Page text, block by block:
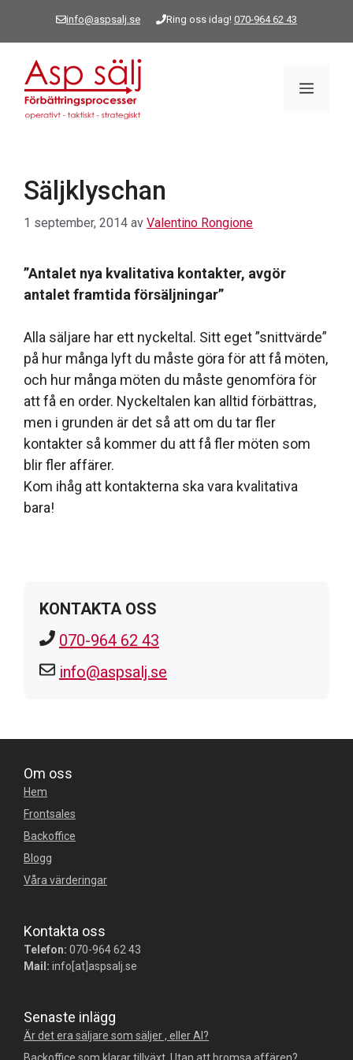
info@aspsalj.se Ring oss idag! 070-964 62 43
Meny
Säljklyschan
1 september, 2014 av Valentino Rongione
”Antalet nya kvalitativa kontakter, avgör
antalet framtida försäljningar”
Alla säljare har ett nyckeltal. Sitt eget ”snittvärde”
på hur många lyft du måste göra för att få möten,
och hur många möten du måste genomföra för
att få en order. Nyckeltalen kan alltid förbättras,
men i grunden är det så att om du tar fler
kontakter så kommer du att få fler möten som
blir fler affärer.
Kom ihåg att kontakterna ska vara kvalitativa
bara!
KONTAKTA OSS
070-964 62 43
info@aspsalj.se
Om oss
Hem
Frontsales
Backoffice
Blogg
Våra värderingar
Kontakta oss
Telefon: 070-964 62 43
Mail: info[at]aspsalj.se
Senaste inlägg
Är det era säljare som säljer , eller AI?
Backoffice som klarar tillväxt. Utan att bromsa affären?